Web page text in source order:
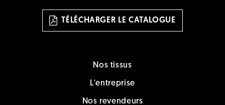
TÉLÉCHARGER LE CATALOGUE
Nos tissus
L'entreprise
Nos revendeurs